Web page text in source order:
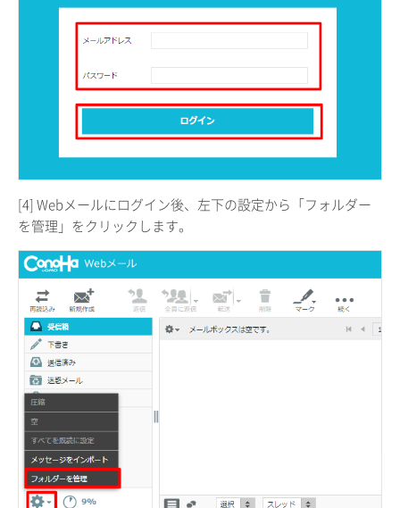
[4] Webメールにログイン後、左下の設定から「フォルダー
を管理」をクリックします。